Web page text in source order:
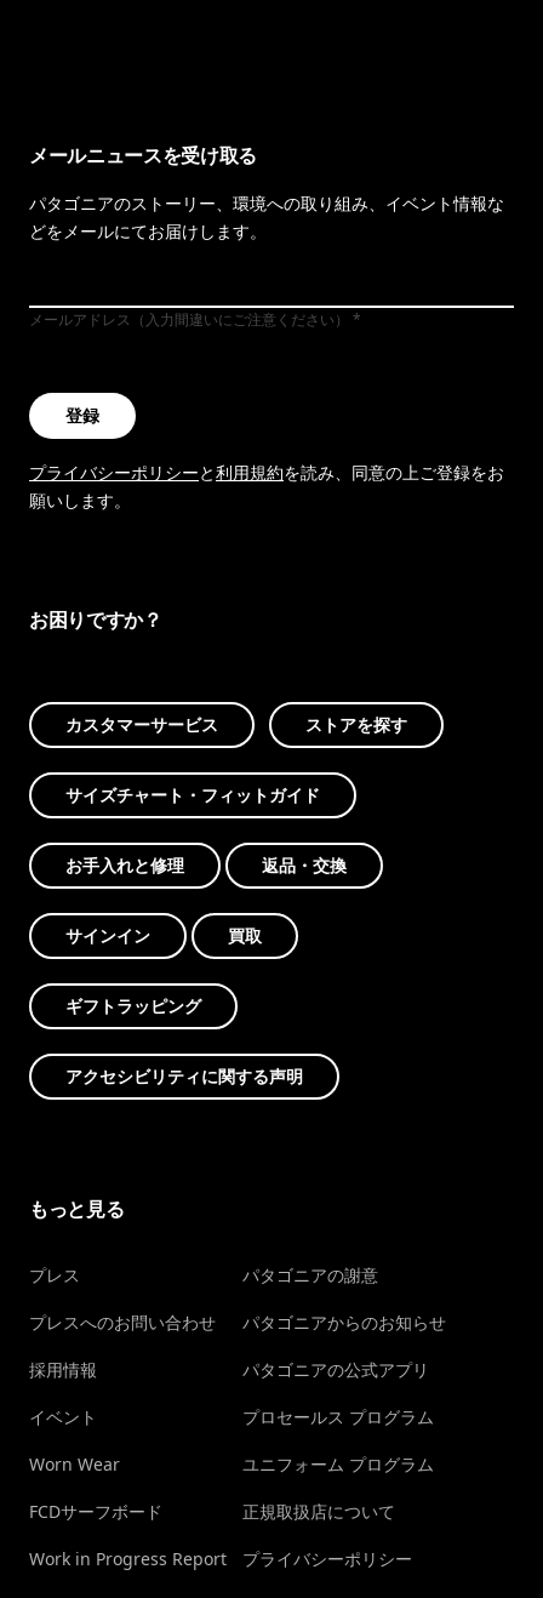
メールニュースを受け取る
パタゴニアのストーリー、環境への取り組み、イベント情報な
どをメールにてお届けします。
メールアドレス（入力間違いにご注意ください）
登録
プライバシーポリシーと利用規約を読み、同意の上ご登録をお
願いします。
お困りですか？
カスタマーサービス ストアを探す
サイズチャート・フィットガイド
お手入れと修理 返品・交換
サインイン 買取
ギフトラッピング
アクセシビリティに関する声明
もっと見る
プレス
プレスへのお問い合わせ
採用情報
イベント
Worn Wear
FCDサーフボード
Work in Progress Report
パタゴニアの謝意
パタゴニアからのお知らせ
パタゴニアの公式アプリ
プロセールス プログラム
ユニフォーム プログラム
正規取扱店について
プライバシーポリシー